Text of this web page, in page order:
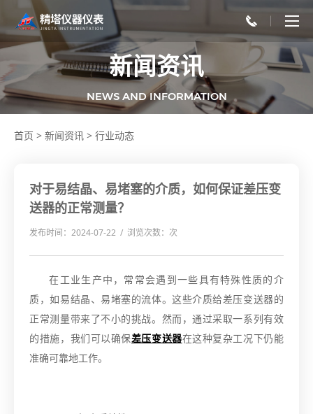
新闻资讯
NEWS AND INFORMATION
首页 > 新闻资讯 > 行业动态
对于易结晶、易堵塞的介质，如何保证差压变
送器的正常测量？
发布时间：2024-07-22 / 浏览次数： 次
在工业生产中，常常会遇到一些具有特殊性质的介
质，如易结晶、易堵塞的流体。这些介质给差压变送器的
正常测量带来了不小的挑战。然而，通过采取一系列有效
的措施，我们可以确保差压变送器在这种复杂工况下仍能
准确可靠地工作。